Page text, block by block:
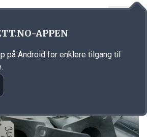
APPEN
på Android for enklere tilgang til